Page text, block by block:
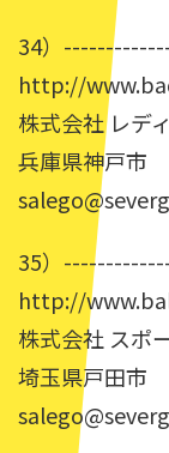
34）
http://
株式会社 レデ
兵庫県神戸市
35）
http://
株式会社 スポ
埼玉県戸田市